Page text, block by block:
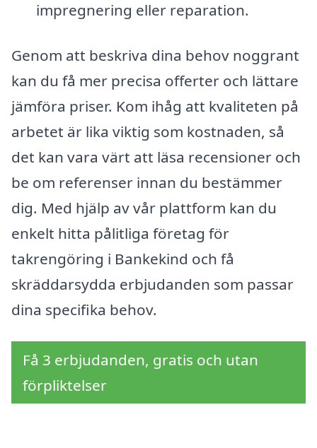
impregnering eller reparation.
Genom att beskriva dina behov noggrant
kan du få mer precisa offerter och lättare
jämföra priser. Kom ihåg att kvaliteten på
arbetet är lika viktig som kostnaden, så
det kan vara värt att läsa recensioner och
be om referenser innan du bestämmer
dig. Med hjälp av vår plattform kan du
enkelt hitta pålitliga företag för
takrengöring i Bankekind och få
skräddarsydda erbjudanden som passar
dina specifika behov.
Få 3 erbjudanden, gratis och utan
förpliktelser